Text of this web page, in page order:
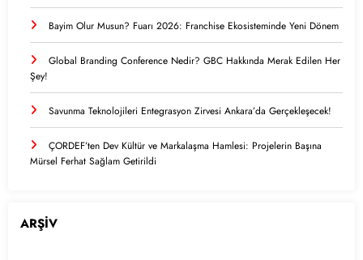
Bayim Olur Musun? Fuarı 2026: Franchise Ekosisteminde Yeni Dönem
Global Branding Conference Nedir? GBC Hakkında Merak Edilen Her
Şey!
Savunma Teknolojileri Entegrasyon Zirvesi Ankara’da Gerçekleşecek!
ÇORDEF’ten Dev Kültür ve Markalaşma Hamlesi: Projelerin Başına
Mürsel Ferhat Sağlam Getirildi
ARŞİV